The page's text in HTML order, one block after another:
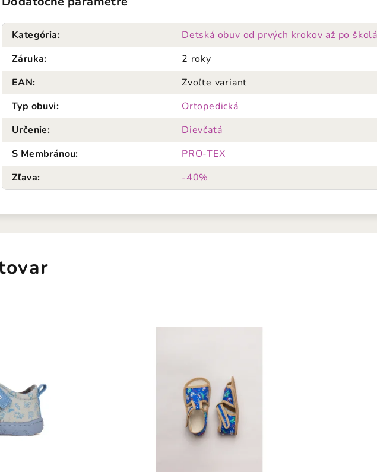
Kategória:
Detská obuv od prvých krokov až po
Záruka:
2 roky
EAN:
Zvoľte variant
Typ obuvi:
Ortopedická
Určenie:
Dievčatá
S Membránou:
PRO-TEX
Zľava: -40%